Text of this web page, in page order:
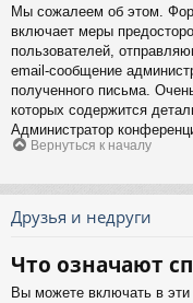
Мы сожалеем об этом.
включает меры
пользователей,
email-сообщение
полученного письма.
которых содержится
Администратор
Вернуться к началу
Друзья и недруги
Что означают
Вы можете включать в эти